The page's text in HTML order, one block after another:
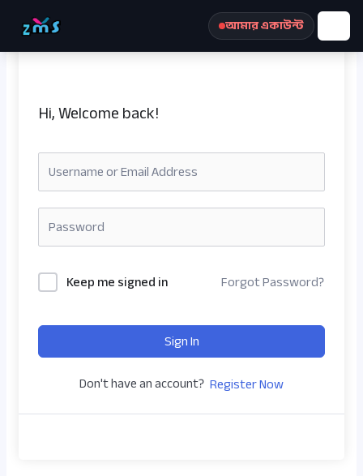
আমার একাউন্ট
Hi, Welcome back!
Keep me signed in Forgot Password?
Sign In
Don't have an account? Register Now